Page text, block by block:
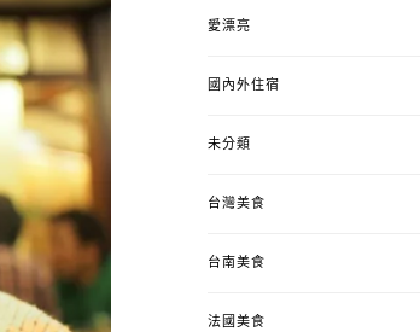
愛漂亮
國內外住宿
未分類
台灣美食
台南美食
法國美食